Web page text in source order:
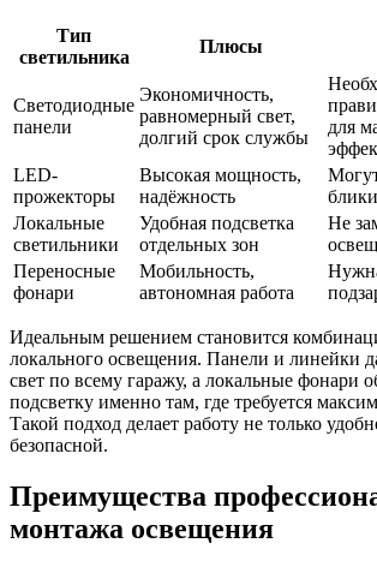
Тип
светильника
Плюсы
Светодиодные
панели
Экономичность,
равномерный свет,
долгий срок службы
для
LED-
прожекторы
Высокая мощность,
надёжность
блики
Локальные
светильники
Удобная подсветка
отдельных зон
Не
Переносные
фонари
Мобильность,
автономная работа
Идеальным решением становится
локального освещения. Панели и линейки
свет по всему гаражу, а локальные фонари
подсветку именно там, где требуется
Такой подход делает работу не только
безопасной.
Преимущества
монтажа освещения